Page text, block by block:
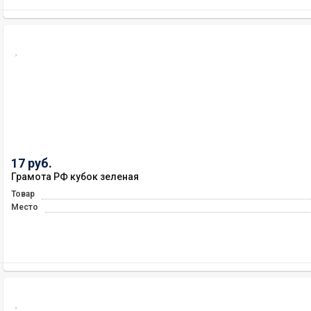
17 руб.
Грамота РФ кубок зеленая
Товар
Место